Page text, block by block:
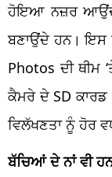
ਹੋਇਆ ਨਜ਼ਰ
ਬਣਾਉਂਦੇ ਹਨ। ਇਸ
Photos ਦੀ ਥੀਮ
ਕੈਮਰੇ ਦੇ SD
ਵਿਲੱਖਣਤਾ ਨੂੰ ਹੋਰ
ਬੱਚਿਆਂ ਦੇ ਨਾਂ ਵੀ